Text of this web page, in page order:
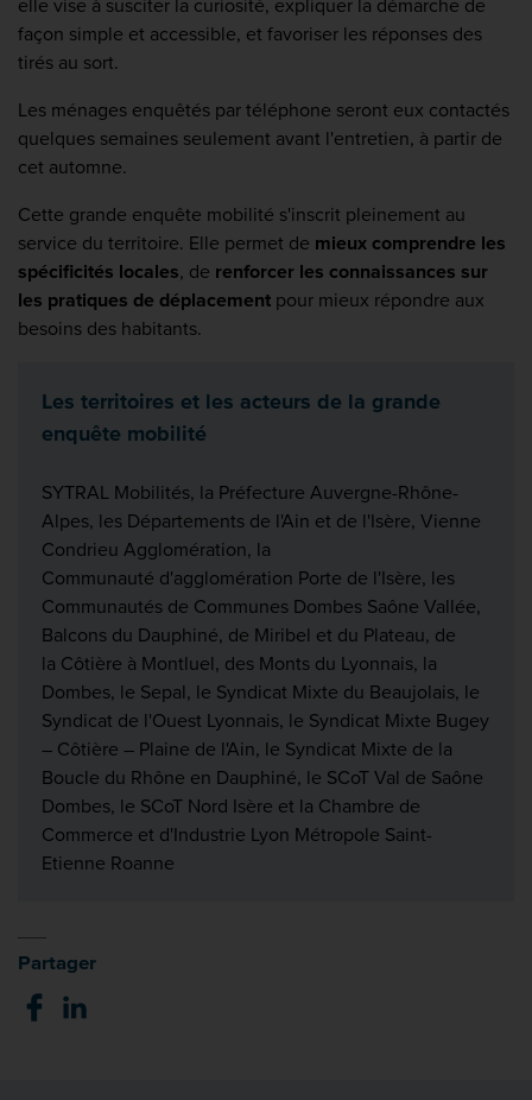
elle vise à susciter la curiosité, expliquer la démarche de
façon simple et accessible, et favoriser les réponses des
tirés au sort.
Les ménages enquêtés par téléphone seront eux contactés
quelques semaines seulement avant l'entretien, à partir de
cet automne.
Cette grande enquête mobilité s'inscrit pleinement au
service du territoire. Elle permet de mieux comprendre les
spécificités locales, de renforcer les connaissances sur
les pratiques de déplacement pour mieux répondre aux
besoins des habitants.
Les territoires et les acteurs de la grande
enquête mobilité
SYTRAL Mobilités, la Préfecture Auvergne-Rhône-
Alpes, les Départements de l'Ain et de l'Isère, Vienne
Condrieu Agglomération, la
Communauté d'agglomération Porte de l'Isère, les
Communautés de Communes Dombes Saône Vallée,
Balcons du Dauphiné, de Miribel et du Plateau, de
la Côtière à Montluel, des Monts du Lyonnais, la
Dombes, le Sepal, le Syndicat Mixte du Beaujolais, le
Syndicat de l'Ouest Lyonnais, le Syndicat Mixte Bugey
– Côtière – Plaine de l'Ain, le Syndicat Mixte de la
Boucle du Rhône en Dauphiné, le SCoT Val de Saône
Dombes, le SCoT Nord Isère et la Chambre de
Commerce et d'Industrie Lyon Métropole Saint-
Etienne Roanne
Partager